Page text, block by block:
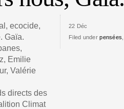
22 Déc
Filed underpensées
ecocide,
Gaïa.
Emilie
Valérie
directs des
Climat